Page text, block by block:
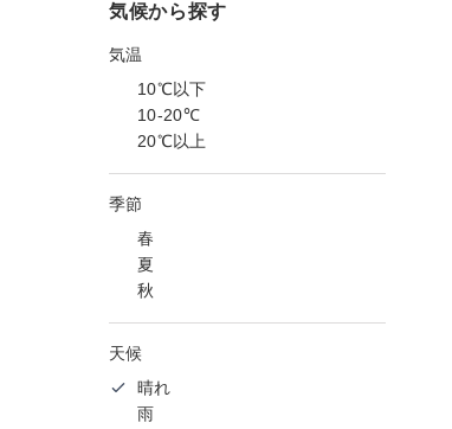
気候から探す
気温
10℃以下
10-20℃
20℃以上
季節
春
夏
秋
天候
晴れ
雨